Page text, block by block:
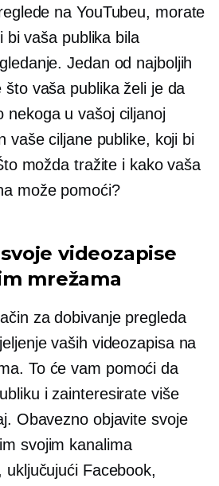
na YouTubeu, morate
bi vaša publika bila
Jedan od najboljih
što vaša publika želi je da
nekoga u vašoj ciljanoj
vaše ciljane publike, koji bi
možda tražite i kako vaša
može pomoći?
videozapise
mrežama
za dobivanje pregleda
vaših videozapisa na
To će vam pomoći da
i zainteresirate više
Obavezno objavite svoje
svojim kanalima
Facebook,